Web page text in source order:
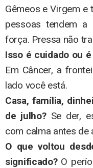
Gêmeos e Virgem e
pessoas tendem a
força. Pressa não
Isso é cuidado ou
Em Câncer, a
lado você está.
Casa, família,
de julho?Se der,
com calma antes de
O que voltou
significado?O